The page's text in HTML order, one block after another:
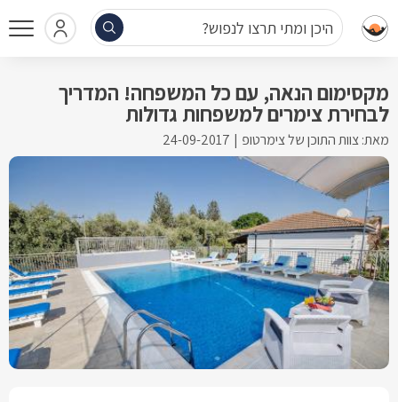
היכן ומתי תרצו לנפוש?
מקסימום הנאה, עם כל המשפחה! המדריך
לבחירת צימרים למשפחות גדולות
מאת: צוות התוכן של צימרטופ 24-09-2017